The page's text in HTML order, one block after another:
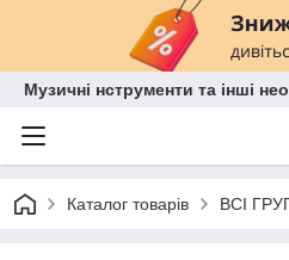
Музичні нструменти та інші
Каталог товарів ВСІ